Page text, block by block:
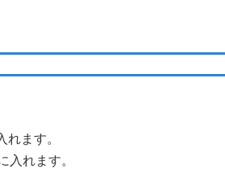
ます。
入れます。